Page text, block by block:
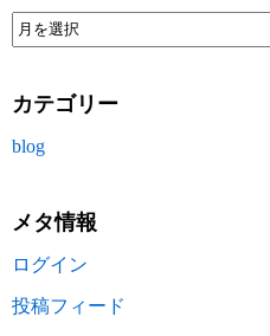
カテゴリー
blog
メタ情報
ログイン
投稿フィード